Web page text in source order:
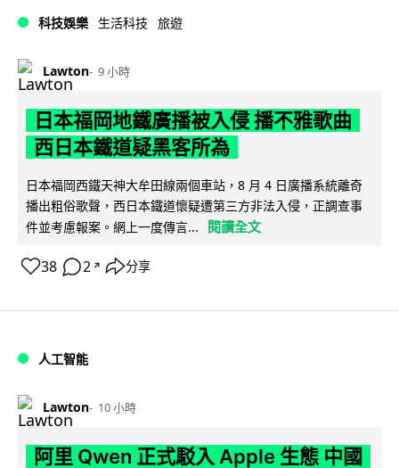
科技娛樂 生活科技 旅遊
Lawton 9 小時
日本福岡地鐵廣播被入侵 播不雅歌曲
西日本鐵道疑黑客所為
日本福岡西鐵天神大牟田線兩個車站，8 月 4 日廣播系統離奇
播出粗俗歌聲，西日本鐵道懷疑遭第三方非法入侵，正調查事
件並考慮報案。網上一度傳言...
閱讀全文
38 2 ↗ 分享
人工智能
Lawton 10 小時
阿里 Qwen 正式駁入 Apple 生態 中國